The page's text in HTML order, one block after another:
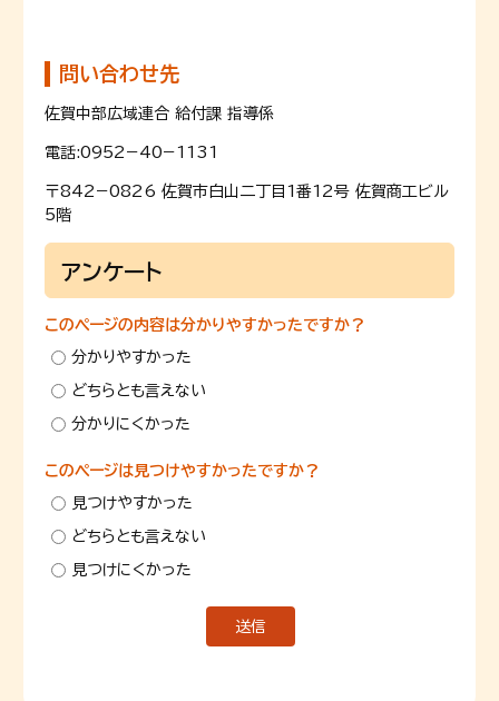
問い合わせ先
佐賀中部広域連合 給付課 指導係
電話:0952−40−1131
〒842−0826 佐賀市白山二丁目1番12号 佐賀商工ビル
5階
アンケート
このページの内容は分かりやすかったですか？
分かりやすかった
どちらとも言えない
分かりにくかった
このページは見つけやすかったですか？
見つけやすかった
どちらとも言えない
見つけにくかった